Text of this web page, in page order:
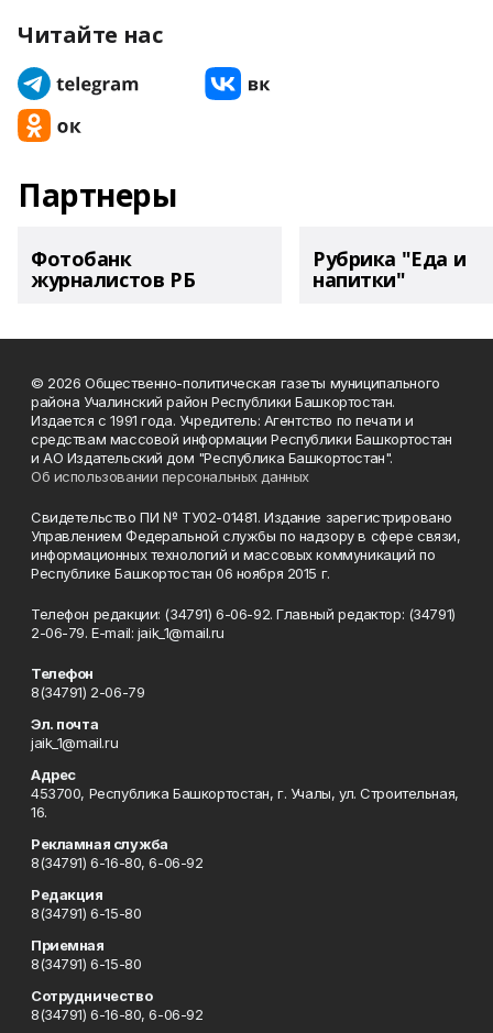
Читайте нас
Партнеры
Фотобанк
журналистов РБ
Рубрика "Еда и
напитки"
© 2026 Общественно-политическая газеты муниципального
района Учалинский район Республики Башкортостан.
Издается с 1991 года. Учредитель: Агентство по печати и
средствам массовой информации Республики Башкортостан
и АО Издательский дом "Республика Башкортостан".
Об использовании персональных данных
Свидетельство ПИ № ТУ02-01481. Издание зарегистрировано
Управлением Федеральной службы по надзору в сфере связи,
информационных технологий и массовых коммуникаций по
Республике Башкортостан 06 ноября 2015 г.
Телефон редакции: (34791) 6-06-92. Главный редактор: (34791)
2-06-79. Е-mаil: jaik_1@mail.ru
Телефон
8(34791) 2-06-79
Эл. почта
jaik_1@mail.ru
Адрес
453700, Республика Башкортостан, г. Учалы, ул. Строительная,
16.
Рекламная служба
8(34791) 6-16-80, 6-06-92
Редакция
8(34791) 6-15-80
Приемная
8(34791) 6-15-80
Сотрудничество
8(34791) 6-16-80, 6-06-92